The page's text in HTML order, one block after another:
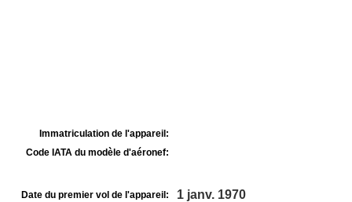
Immatriculation de l'appareil:
Code IATA du modèle d'aéronef:
Date du premier vol de l'appareil: 1 janv. 1970